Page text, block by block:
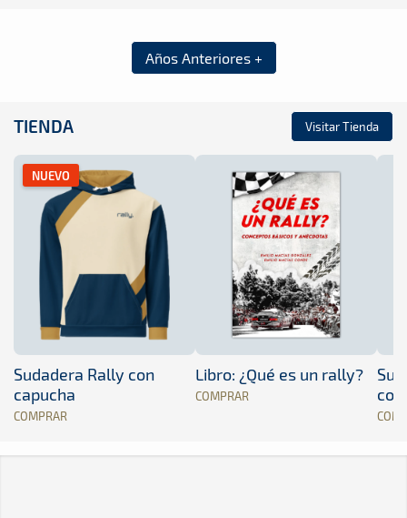
Años Anteriores +
TIENDA Visitar Tienda
NUEVO
Sudadera Rally con
capucha
COMPRAR
Libro: ¿Qué es un rally?
COMPRAR